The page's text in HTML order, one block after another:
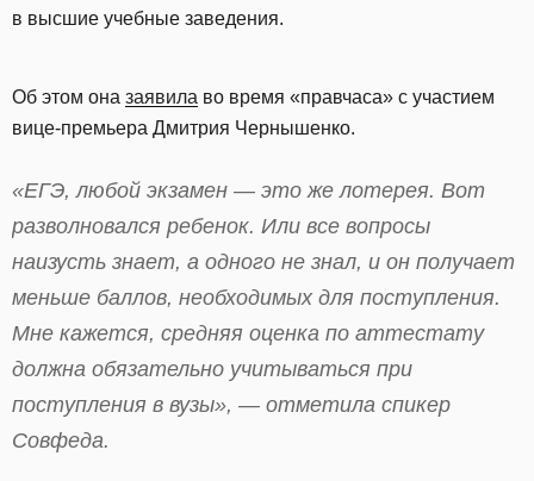
в высшие учебные заведения.
Об этом она заявила во время «правчаса» с участием
вице-премьера Дмитрия Чернышенко.
«ЕГЭ, любой экзамен — это же лотерея. Вот
разволновался ребенок. Или все вопросы
наизусть знает, а одного не знал, и он получает
меньше баллов, необходимых для поступления.
Мне кажется, средняя оценка по аттестату
должна обязательно учитываться при
поступления в вузы», — отметила спикер
Совфеда.